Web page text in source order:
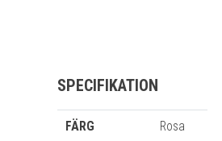
SPECIFIKATION
FÄRG Rosa